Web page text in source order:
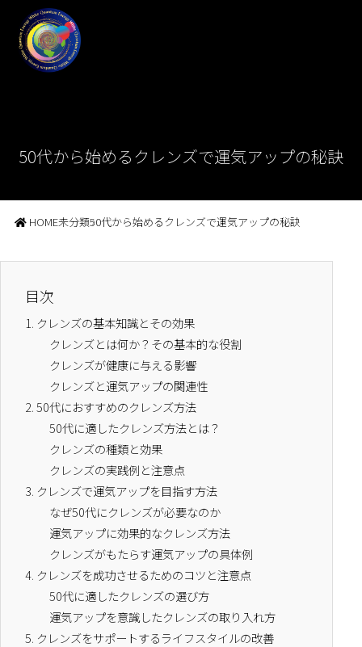
50代から始めるクレンズで運気アップの秘訣
HOME未分類50代から始めるクレンズで運気アップの秘訣
目次
1. クレンズの基本知識とその効果
クレンズとは何か？その基本的な役割
クレンズが健康に与える影響
クレンズと運気アップの関連性
2.50代におすすめのクレンズ方法
50代に適したクレンズ方法とは？
クレンズの種類と効果
クレンズの実践例と注意点
3. クレンズで運気アップを目指す方法
なぜ50代にクレンズが必要なのか
運気アップに効果的なクレンズ方法
クレンズがもたらす運気アップの具体例
4. クレンズを成功させるためのコツと注意点
50代に適したクレンズの選び方
運気アップを意識したクレンズの取り入れ方
5. クレンズをサポートするライフスタイルの改善